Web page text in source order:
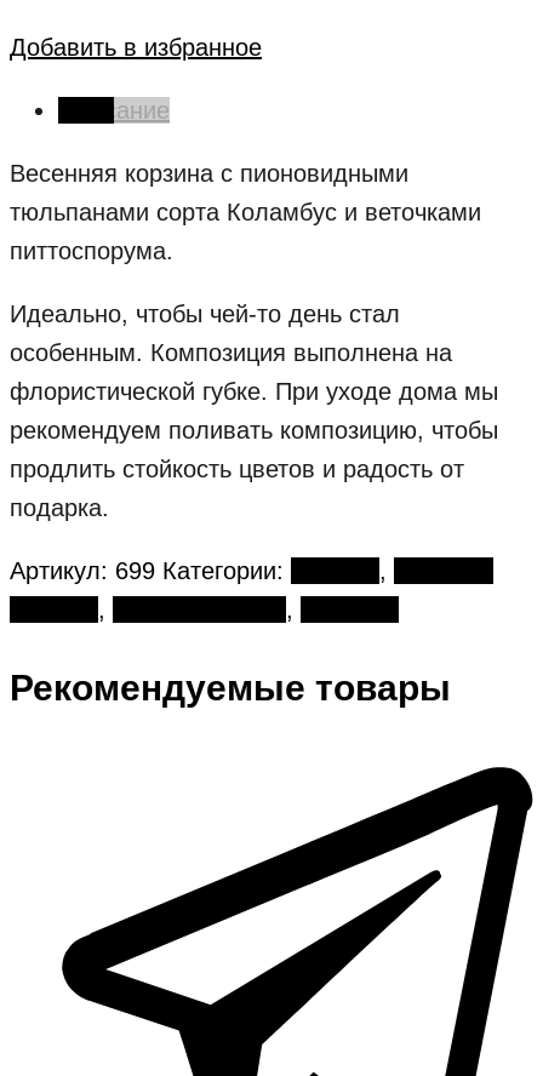
Добавить в избранное
Описание
Весенняя корзина с пионовидными
тюльпанами сорта Коламбус и веточками
питтоспорума.
Идеально, чтобы чей-то день стал
особенным. Композиция выполнена на
флористической губке. При уходе дома мы
рекомендуем поливать композицию, чтобы
продлить стойкость цветов и радость от
подарка.
Артикул: 699 Категории: ,
, ,
Рекомендуемые товары